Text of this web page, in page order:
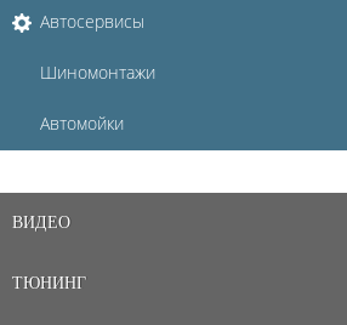
Автосервисы
Шиномонтажи
Автомойки
ВИДЕО
ТЮНИНГ